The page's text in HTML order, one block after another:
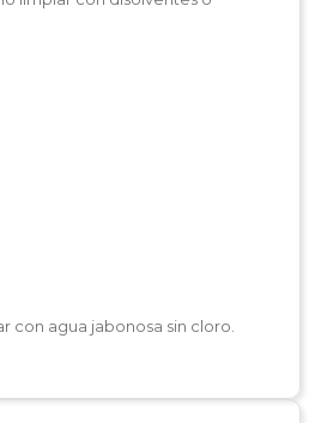
con agua jabonosa sin cloro.